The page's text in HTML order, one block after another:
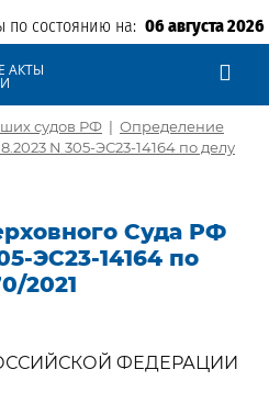
по состоянию на: 06 августа 2026
АКТЫ
судов РФ | Определение
N 305-ЭС23-14164 по делу
Суда РФ
ЭС23-14164 по
2021
ФЕДЕРАЦИИ